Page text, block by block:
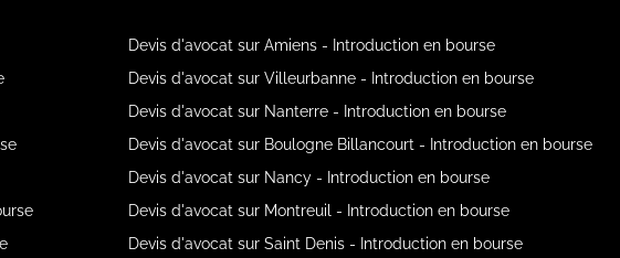
Devis d'avocat sur Amiens - Introduction en bourse
Devis d'avocat sur Villeurbanne - Introduction en bourse
Devis d'avocat sur Nanterre - Introduction en bourse
Devis d'avocat sur Boulogne Billancourt - Introduction en bourse
Devis d'avocat sur Nancy - Introduction en bourse
Devis d'avocat sur Montreuil - Introduction en bourse
Devis d'avocat sur Saint Denis - Introduction en bourse